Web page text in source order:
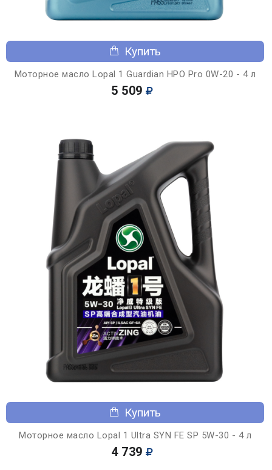
Купить
Моторное масло Lopal 1 Guardian HPO Pro 0W-20 - 4 л
5 509
Купить
Моторное масло Lopal 1 Ultra SYN FE SP 5W-30 - 4 л
4 739